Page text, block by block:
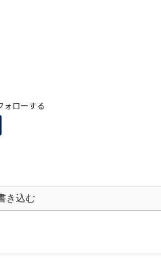
ォローする
き込む